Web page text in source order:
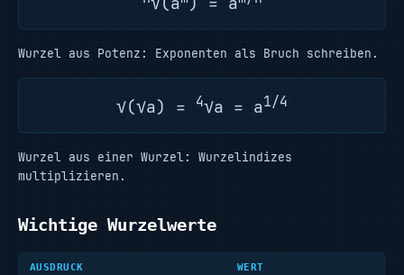
Wurzel aus Potenz: Exponenten als Bruch schreiben.
√(√a) = 4√a = a1/4
Wurzel aus einer Wurzel: Wurzelindizes
multiplizieren.
Wichtige Wurzelwerte
AUSDRUCK WERT